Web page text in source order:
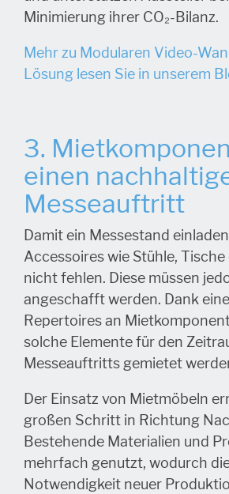
Minimierung ihrer CO₂-Bilanz.
Mehr zu Modularen Video-
Lösung lesen Sie in unserem
3.
einen
Messeauftritt
Damit ein Messestand
Accessoires wie Stühle,
nicht fehlen. Diese müssen
angeschafft werden. Dank
Repertoires an
solche Elemente für den
Messeauftritts gemietet
Der Einsatz von Mietmöbeln
großen Schritt in Richtung
Bestehende Materialien und
mehrfach genutzt, wodurch
Notwendigkeit neuer